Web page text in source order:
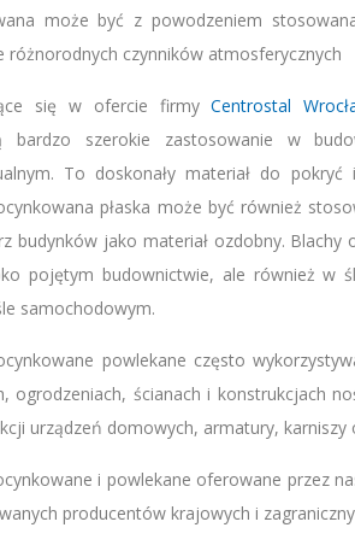
może być z powodzeniem
różnorodnych czynników atmosferycznych
się w ofercie firmyCentrostal
bardzo szerokie zastosowanie w
To doskonały materiał do
płaska może być również
budynków jako materiał ozdobny. Blachy
pojętym budownictwie, ale również w
samochodowym.
powlekane często
ogrodzeniach, ścianach i konstrukcjach
urządzeń domowych, armatury, karniszy
i powlekane oferowane przez
producentów krajowych i